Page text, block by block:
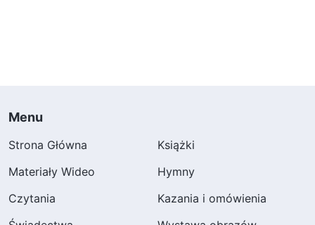
Menu
Strona Główna
Książki
Materiały Wideo
Hymny
Czytania
Kazania i omówienia